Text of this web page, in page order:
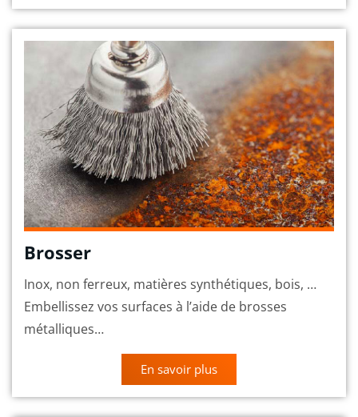
Brosser
Inox, non ferreux, matières synthétiques, bois, …
Embellissez vos surfaces à l’aide de brosses
métalliques…
En savoir plus